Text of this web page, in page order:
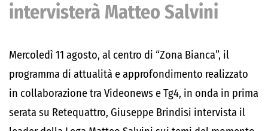
intervisterà Matteo Salvini
Mercoledì 11 agosto, al centro di “Zona Bianca”, il
programma di attualità e approfondimento realizzato
in collaborazione tra Videonews e Tg4, in onda in prima
serata su Retequattro, Giuseppe Brindisi intervista il